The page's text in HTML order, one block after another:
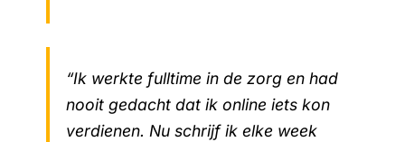
“Ik werkte fulltime in de zorg en had
nooit gedacht dat ik online iets kon
verdienen. Nu schrijf ik elke week